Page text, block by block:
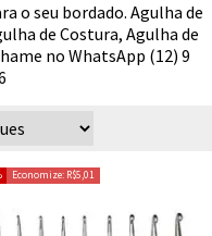
o seu bordado. Agulha de
de Costura, Agulha de
no WhatsApp (12) 9
Economize: R$5,01